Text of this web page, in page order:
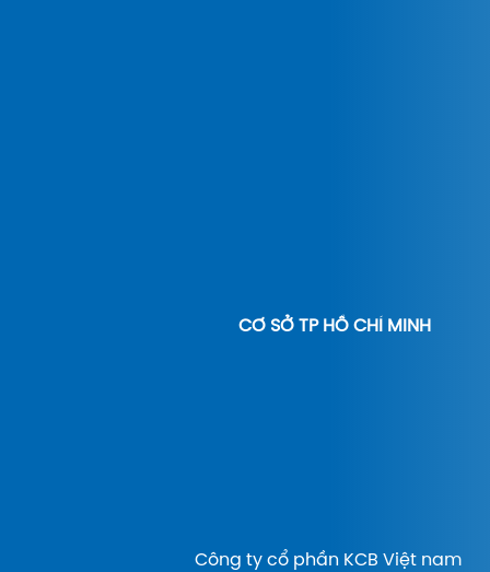
CƠ SỞ TP HỒ CHÍ MINH
Công ty cổ phần KCB Việt nam